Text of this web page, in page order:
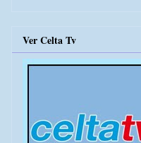
Ver Celta Tv